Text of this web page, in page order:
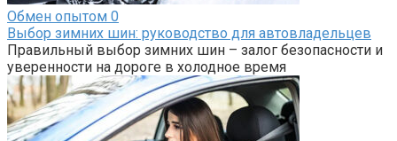
Обмен опытом 0
Выбор зимних шин: руководство для автовладельцев
Правильный выбор зимних шин – залог безопасности и
уверенности на дороге в холодное время